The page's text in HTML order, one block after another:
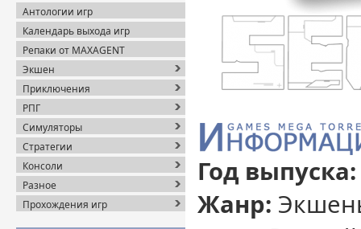
Антологии игр
Календарь выхода игр
Репаки от MAXAGENT
Экшен
Приключения
РПГ
Симуляторы
Стратегии
Консоли
Разное
Прохождения игр
Год выпуска:
Жанр: